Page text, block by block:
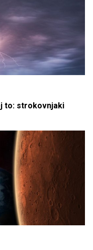
to: strokovnjaki